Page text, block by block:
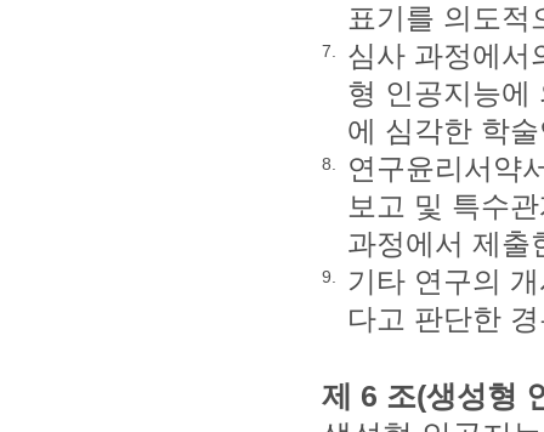
표기를 의도적
7.
심사 과정에서
형 인공지능에
에 심각한 학
8.
연구윤리서약
보고 및 특수
과정에서 제출
9.
기타 연구의
다고 판단한
제 6 조(생성형